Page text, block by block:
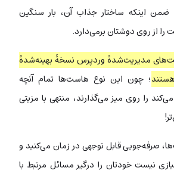
ضمن اینکه ساختار جذاب آن، بار سنگین
را از روی دوشتان برمی‌دارد.
مدیریت‌شدۀ وردپرس نسخۀ بهینه‌شدۀ
؛ چون این نوع هاست‌ها تمام آنچه
را روی میز می‌گذارند، منتهی با مزیتی
صرفه‌جویی قابل توجهی در زمان می‌کنید و
نیست خودتان را درگیر مسائل مرتبط با